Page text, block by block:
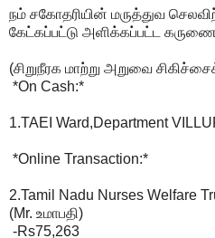
நம் சகோதரியின் மருத்துவ
கேட்கப்பட்டு அளிக்கப்பட்ட கருணை
(சிறுநீரக மாற்று அறுவை
*On Cash:*
1.TAEI Ward,Department
*Online Transaction:*
2.Tamil Nadu Nurses
(Mr. உமாபதி)
-Rs75,263